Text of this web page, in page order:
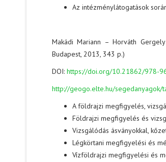
Az intézménylátogatások
Makádi Mariann – Horváth
Budapest, 2013, 343 p.)
DOI: https://doi.org/10.21862/978-
http://geogo.elte.hu/segedanyagok/
A földrajzi megfigyelés,
Földrajzi megfigyelés és
Vizsgálódás ásványokkal,
Légkörtani megfigyelési és
Vízföldrajzi megfigyelési és